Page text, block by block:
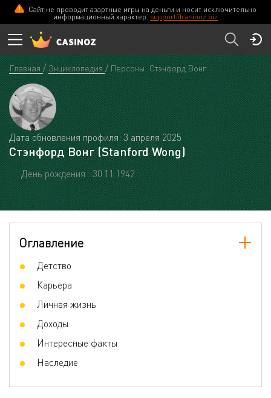
Сайт не проводит азартные игры на деньги и носит исключительно
информационный характер. support@casinoz.biz
Главная Энциклопедия Персоны: Стэнфорд Вонг
Дата обновления профиля: 3 апреля 2025
Стэнфорд Вонг (Stanford Wong)
День рождения : 30.11.1942
Оглавление
Детство
Карьера
Личная жизнь
Доходы
Интересные факты
Наследие